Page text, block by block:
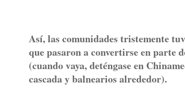
Así, las comunidades tristemente
que pasaron a convertirse en parte
(cuando vaya, deténgase en
cascada y balnearios alrededor).